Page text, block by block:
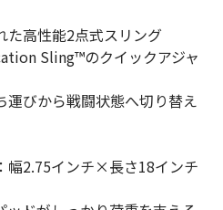
た高性能2点式スリング
Sling™のクイックアジャ
運びから戦闘状態へ切り替え
幅2.75インチ×長さ18インチ